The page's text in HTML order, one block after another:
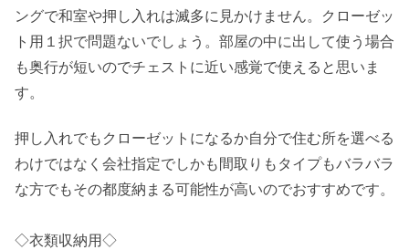
ングで和室や押し入れは滅多に見かけません。クローゼッ
ト用１択で問題ないでしょう。部屋の中に出して使う場合
も奥行が短いのでチェストに近い感覚で使えると思いま
す。
押し入れでもクローゼットになるか自分で住む所を選べる
わけではなく会社指定でしかも間取りもタイプもバラバラ
な方でもその都度納まる可能性が高いのでおすすめです。
◇衣類収納用◇